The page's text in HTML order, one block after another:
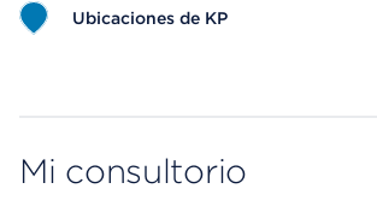
Ubicaciones de KP
Mi consultorio